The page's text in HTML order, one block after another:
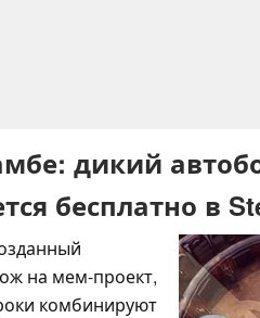
дикий
бесплатно в
на мем-проект,
комбинируют